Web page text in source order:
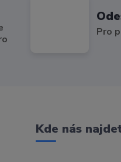
Pro
Kde nás